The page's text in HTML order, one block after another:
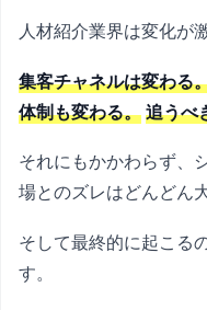
人材紹介業界は変化が
集客チャネルは変わる
体制も変わる。 追うべ
それにもかかわらず、
場とのズレはどんどん
そして最終的に起こる
す。